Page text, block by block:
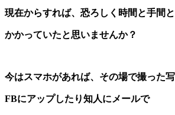
現在からすれば、恐ろしく時間と手間
かかっていたと思いませんか？
今はスマホがあれば、その場で撮った
FBにアップしたり知人にメールで